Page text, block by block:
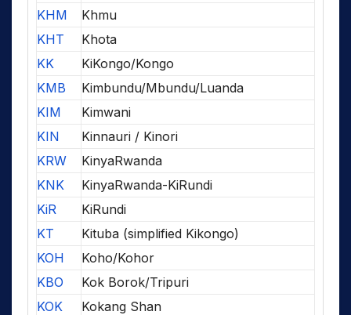
KHM
Khmu
KHT
Khota
KK
KiKongo/Kongo
KMB
Kimbundu/Mbundu/Luanda
KIM
Kimwani
KIN
Kinnauri / Kinori
KRW
KinyaRwanda
KNK
KinyaRwanda-KiRundi
KiR
KiRundi
KT
Kituba (simplified Kikongo)
KOH
Koho/Kohor
KBO
Kok Borok/Tripuri
KOK
Kokang Shan